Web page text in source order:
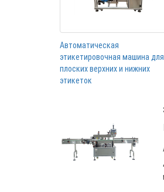
Автоматическая
этикетировочная машина для
плоских верхних и нижних
этикеток